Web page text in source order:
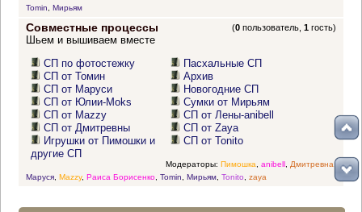
Tomin
Мирьям
Совместные процессы (0 пользователь,1 гость)
Шьем и вышиваем вместе
СП по фотостежку
СП от Томин
СП от Маруси
СП от Юлии-Moks
СП от Mazzy
СП от Дмитревны
Игрушки от Пимошки и
другие СП
Пасхальные СП
Архив
Новогодние СП
Сумки от Мирьям
СП от Лены-anibell
СП от Zaya
СП от Tonito
Модераторы: Пимошка anibell, Дмитревна,
Маруся, Mazzy, Раиса Борисенко, Tomin Мирьям, Tonito zaya